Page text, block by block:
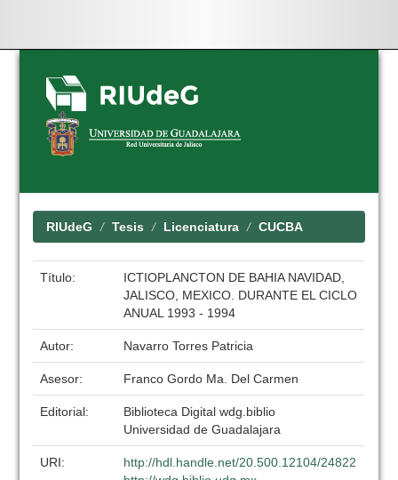
Skip
navigation
RIUdeG Tesis Licenciatura CUCBA
Título:
ICTIOPLANCTON DE BAHIA NAVIDAD,
JALISCO, MEXICO. DURANTE EL CICLO
ANUAL 1993 - 1994
Autor: Navarro Torres Patricia
Asesor: Franco Gordo Ma. Del Carmen
Editorial:
Biblioteca Digital wdg.biblio
Universidad de Guadalajara
URI:
http://hdl.handle.net/20.500.12104/24822